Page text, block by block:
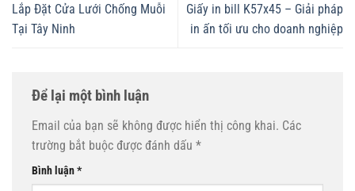
Lắp Đặt Cửa Lưới Chống Muỗi
Tại Tây Ninh
Giấy in bill K57x45 – Giải pháp
in ấn tối ưu cho doanh nghiệp
Để lại một bình luận
Email của bạn sẽ không được hiển thị công khai. Các
trường bắt buộc được đánh dấu *
Bình luận*